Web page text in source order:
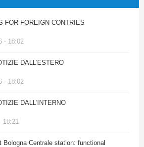
FOR FOREIGN CONTRIES
- 18:02
DALL'ESTERO
- 18:02
DALL'INTERNO
Centrale station: functional